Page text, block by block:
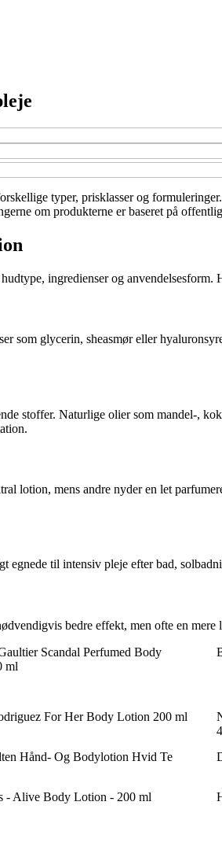
typer, prisklasser og
om produkterne er baseret på
ingredienser og anvendelsesform.
som glycerin, sheasmør eller
stoffer. Naturlige olier som mandel-,
lotion, mens andre nyder en let
til intensiv pleje efter bad,
bedre effekt, men ofte en
Scandal Perfumed Body
ml
For Her Body Lotion 200 ml
Hånd- Og Bodylotion Hvid Te
- Alive Body Lotion - 200 ml